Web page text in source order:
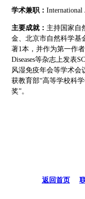
学术兼职： International
主要成就： 主持国家自
金、北京市自然科学基
著1本，并作为第一作
Diseases等杂志上发表
风湿免疫年会等学术会
获教育部“高等学校科
奖”。
返回首页|